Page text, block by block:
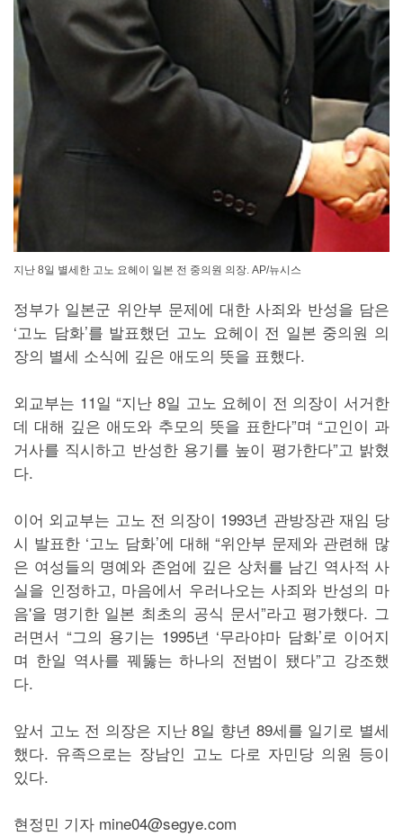
지난 8일 별세한 고노 요헤이 일본 전 중의원 의장. AP/뉴시스
정부가 일본군 위안부 문제에 대한 사죄와 반성을 담은
‘고노 담화’를 발표했던 고노 요헤이 전 일본 중의원 의
장의 별세 소식에 깊은 애도의 뜻을 표했다.
외교부는 11일 “지난 8일 고노 요헤이 전 의장이 서거한
데 대해 깊은 애도와 추모의 뜻을 표한다”며 “고인이 과
거사를 직시하고 반성한 용기를 높이 평가한다”고 밝혔
다.
이어 외교부는 고노 전 의장이 1993년 관방장관 재임 당
시 발표한 ‘고노 담화’에 대해 “위안부 문제와 관련해 많
은 여성들의 명예와 존엄에 깊은 상처를 남긴 역사적 사
실을 인정하고, 마음에서 우러나오는 사죄와 반성의 마
음'을 명기한 일본 최초의 공식 문서”라고 평가했다. 그
러면서 “그의 용기는 1995년 ‘무라야마 담화’로 이어지
며 한일 역사를 꿰뚫는 하나의 전범이 됐다”고 강조했
다.
앞서 고노 전 의장은 지난 8일 향년 89세를 일기로 별세
했다. 유족으로는 장남인 고노 다로 자민당 의원 등이
있다.
현정민 기자 mine04@segye.com